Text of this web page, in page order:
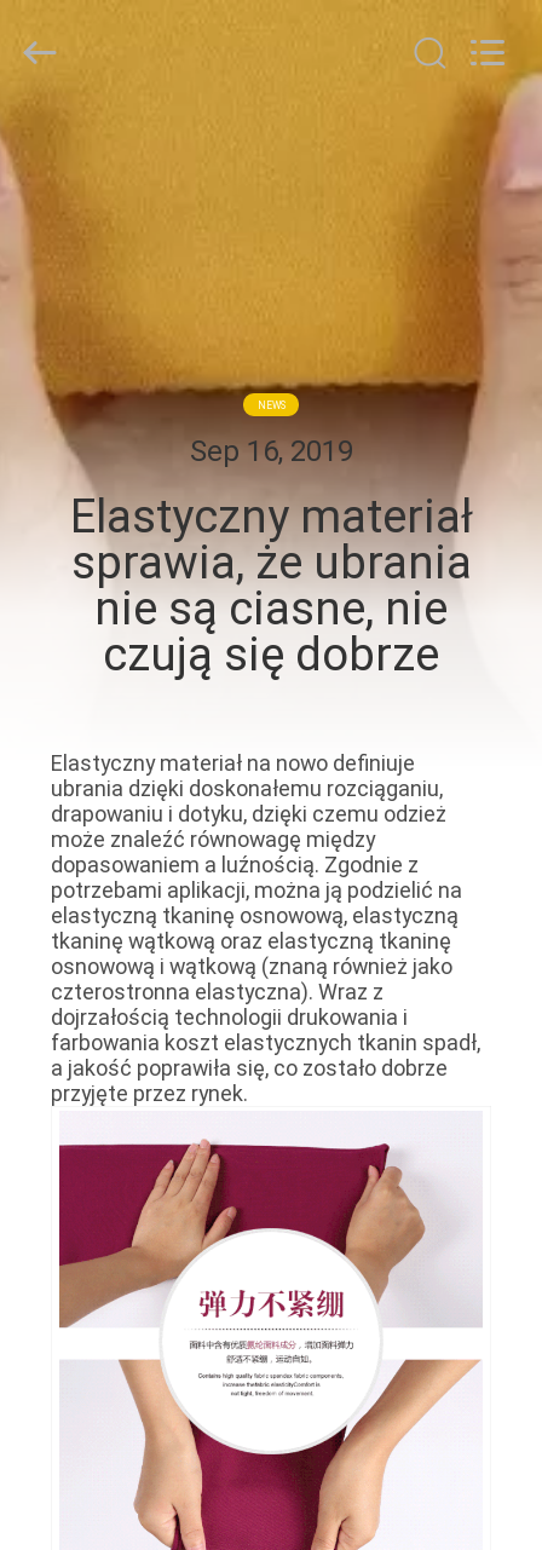
DOM
PRODUKTY
O
WYCIECZKA
FABRYCE
KONTROLA
JAKOŚCI
SKONTAKTUJ
NAMI
AKTUALNOŚCI
PRZYPADKI
COMPANY
NEWS
SITEMAP
PRIVACY
POLICY
Textile
Co.,Ltd.
NEWS
Sep 16, 2019
Elastyczny materiał
sprawia, że ​​ubrania
nie są ciasne, nie
czują się dobrze
Elastyczny materiał na nowo definiuje
ubrania dzięki doskonałemu rozciąganiu,
drapowaniu i dotyku, dzięki czemu odzież
może znaleźć równowagę między
dopasowaniem a luźnością. Zgodnie z
potrzebami aplikacji, można ją podzielić na
elastyczną tkaninę osnowową, elastyczną
tkaninę wątkową oraz elastyczną tkaninę
osnowową i wątkową (znaną również jako
czterostronna elastyczna). Wraz z
dojrzałością technologii drukowania i
farbowania koszt elastycznych tkanin spadł,
a jakość poprawiła się, co zostało dobrze
przyjęte przez rynek.